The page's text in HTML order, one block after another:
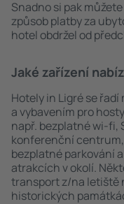
Snadno si pak
způsob platby za
hotel obdržel od
Jaké zařízení
Hotely in Ligré se
a vybavením pro
např. bezplatné wi-fi,
konferenční
bezplatné parkování
atrakcích v okolí.
transport z/na letiště
historických